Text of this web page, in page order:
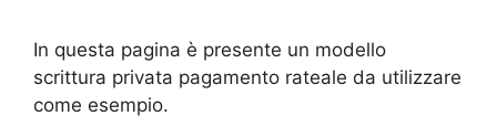
In questa pagina è presente un modello
scrittura privata pagamento rateale da utilizzare
come esempio.